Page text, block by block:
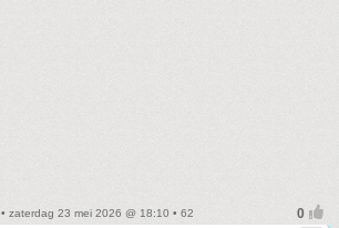
• zaterdag 23 mei 2026 @ 18:10 • 62